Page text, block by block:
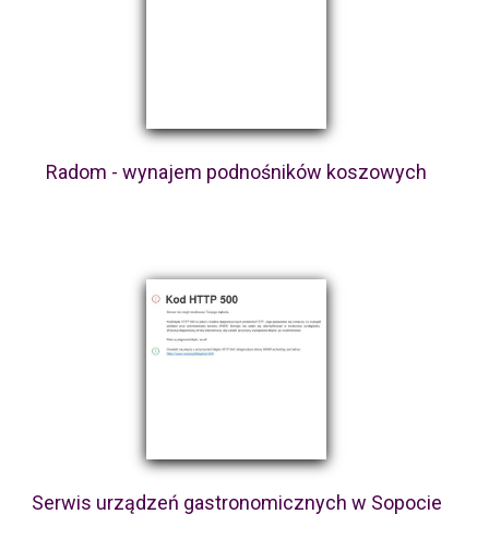
Radom - wynajem podnośników koszowych
Serwis urządzeń gastronomicznych w Sopocie